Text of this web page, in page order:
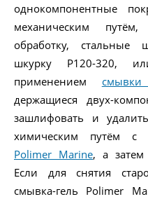
однокомпонентные
механическим путём,
обработку,
шкурку Р120-320,
применением
держащиеся двух-
зашлифовать и
химическим путём с
Polimer Marine, а затем
Если для снятия
смывка-гель Polimer